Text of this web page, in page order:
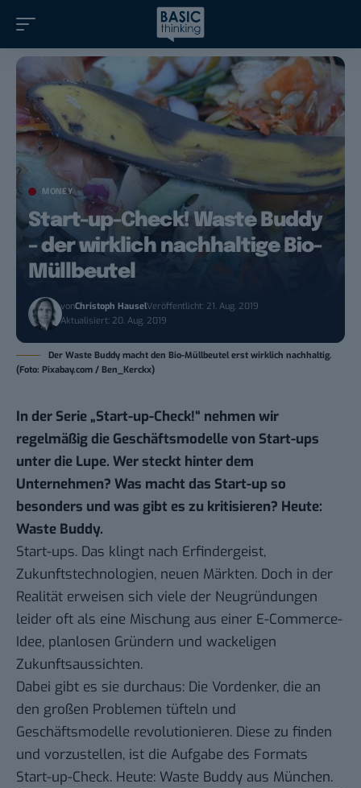
MONEY
Start-up-Check! Waste Buddy
– der wirklich nachhaltige Bio-
Müllbeutel
vonChristoph HauselVeröffentlicht: 21. Aug. 2019
Aktualisiert: 20. Aug. 2019
Der Waste Buddy macht den Bio-Müllbeutel erst wirklich nachhaltig.
(Foto: Pixabay.com / Ben_Kerckx)
In der Serie „Start-up-Check!“ nehmen wir
regelmäßig die Geschäftsmodelle von Start-ups
unter die Lupe. Wer steckt hinter dem
Unternehmen? Was macht das Start-up so
besonders und was gibt es zu kritisieren? Heute:
Waste Buddy.
Start-ups. Das klingt nach Erfindergeist,
Zukunftstechnologien, neuen Märkten. Doch in der
Realität erweisen sich viele der Neugründungen
leider oft als eine Mischung aus einer E-Commerce-
Idee, planlosen Gründern und wackeligen
Zukunftsaussichten.
Dabei gibt es sie durchaus: Die Vordenker, die an
den großen Problemen tüfteln und
Geschäftsmodelle revolutionieren. Diese zu finden
und vorzustellen, ist die Aufgabe des Formats
Start-up-Check. Heute: Waste Buddy aus München.